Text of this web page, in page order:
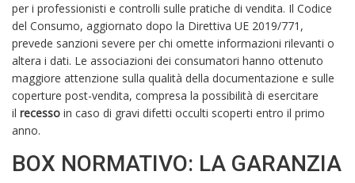
per i professionisti e controlli sulle pratiche di vendita. Il Codice
del Consumo, aggiornato dopo la Direttiva UE 2019/771,
prevede sanzioni severe per chi omette informazioni rilevanti o
altera i dati. Le associazioni dei consumatori hanno ottenuto
maggiore attenzione sulla qualità della documentazione e sulle
coperture post-vendita, compresa la possibilità di esercitare
il recesso in caso di gravi difetti occulti scoperti entro il primo
anno.
BOX NORMATIVO: LA GARANZIA